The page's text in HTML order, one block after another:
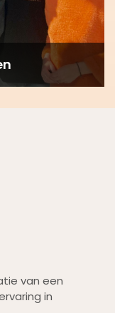
van een
in